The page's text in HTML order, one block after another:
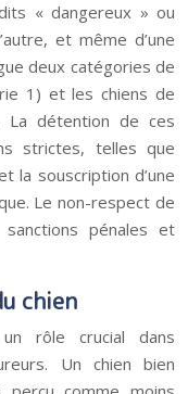
« dangereux » ou
et même d’une
deux catégories de
1) et les chiens de
La détention de ces
strictes, telles que
la souscription d’une
Le non-respect de
pénales et
chien
rôle crucial dans
Un chien bien